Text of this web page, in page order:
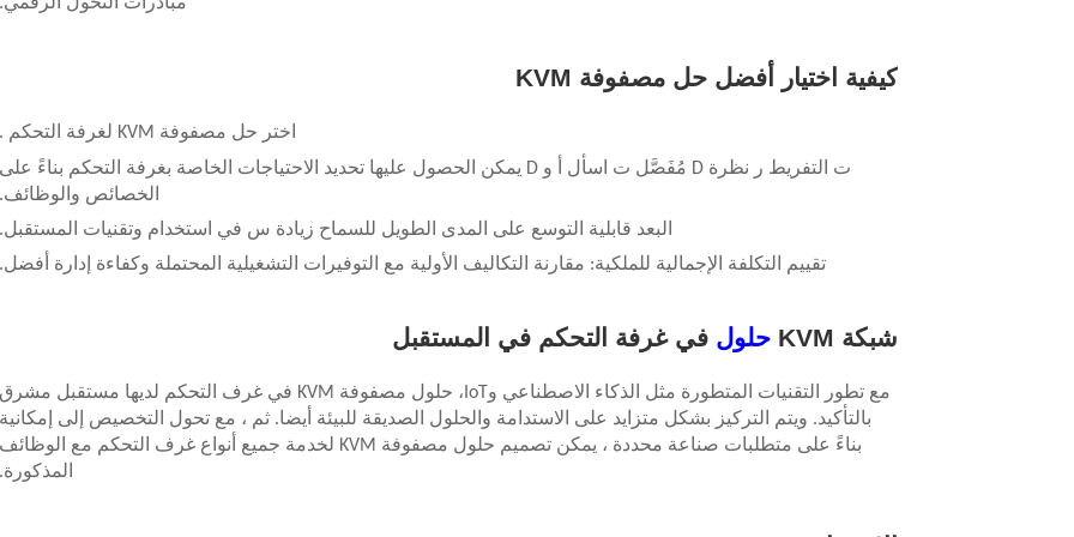
كيفية اختيار أفضل حل مصفوفة KVM
اختر حل مصفوفة KVM لغرفة التحكم
.
ت
التفريط ر نظرة D مُفَصَّل ت اسأل و D يمكن الحصول عليها تحديد الاحتياجات الخاصة بغرفة التحكم بناءً على
الخصائص والوظائف.
البعد قابلية التوسع على المدى الطويل للسماح زيادة س في استخدام وتقنيات المستقبل.
تقييم التكلفة الإجمالية للملكية: مقارنة التكاليف الأولية مع التوفيرات التشغيلية المحتملة وكفاءة إدارة أفضل.
شبكة KVM حلول في غرفة التحكم في المستقبل
مع تطور التقنيات المتطورة مثل الذكاء الاصطناعي وIoT، حلول مصفوفة KVM في غرف التحكم لديها مستقبل مشرق
بالتأكيد. ويتم التركيز بشكل متزايد على الاستدامة والحلول الصديقة للبيئة أيضا. ثم ، مع تحول التخصيص إلى إمكانية
بناءً على متطلبات صناعة محددة ، يمكن تصميم حلول مصفوفة KVM لخدمة جميع أنواع غرف التحكم مع الوظائف
المذكورة.